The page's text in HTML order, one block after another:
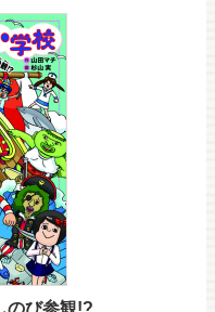
のび参観!?